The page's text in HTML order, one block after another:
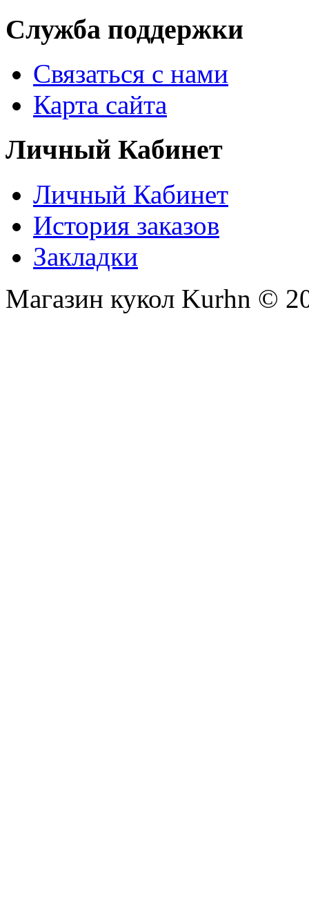
Служба поддержки
Связаться с нами
Карта сайта
Личный Кабинет
Личный Кабинет
История заказов
Закладки
Магазин кукол Kurhn ©